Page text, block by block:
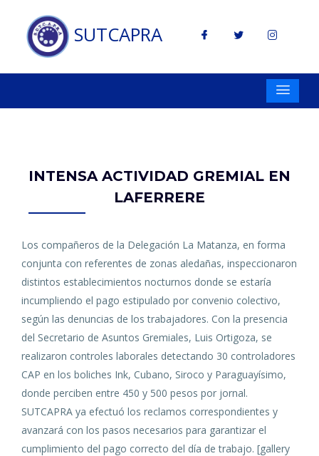
SUTCAPRA
INTENSA ACTIVIDAD GREMIAL EN
LAFERRERE
Los compañeros de la Delegación La Matanza, en forma
conjunta con referentes de zonas aledañas, inspeccionaron
distintos establecimientos nocturnos donde se estaría
incumpliendo el pago estipulado por convenio colectivo,
según las denuncias de los trabajadores. Con la presencia
del Secretario de Asuntos Gremiales, Luis Ortigoza, se
realizaron controles laborales detectando 30 controladores
CAP en los boliches Ink, Cubano, Siroco y Paraguayísimo,
donde perciben entre 450 y 500 pesos por jornal.
SUTCAPRA ya efectuó los reclamos correspondientes y
avanzará con los pasos necesarios para garantizar el
cumplimiento del pago correcto del día de trabajo. [gallery